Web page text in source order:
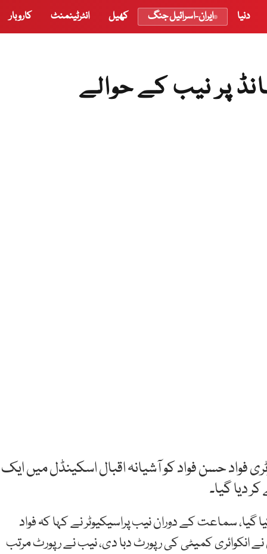
دنیا ایران-اسرائیل جنگ کھیل انٹرٹینمنٹ کاروبار
پر نیب کے حوالے
فواد حسن فواد کو آشیانہ اقبال اسکینڈل میں ایک
دیا گیا۔
سماعت کے دوران نیب پراسیکیوٹر نے کہا کہ فواد
نے انکوائری کمیٹی کی رپورٹ دبا دی، نیب نے رپورٹ مرتب